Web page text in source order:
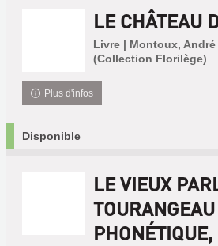
LE CHÂTEAU
Livre | Montoux, André
(Collection Florilège)
Plus d'infos
Disponible
LE VIEUX